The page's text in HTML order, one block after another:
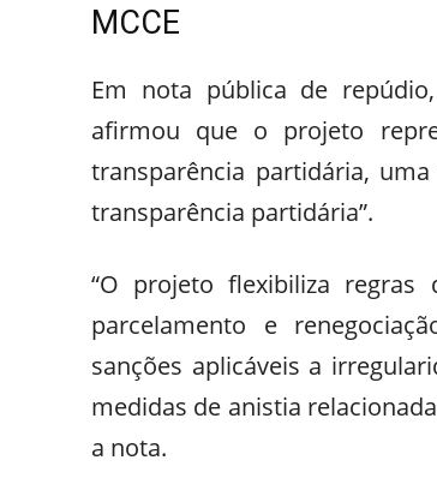
MCCE
Em nota pública de
afirmou que o projeto
transparência partidária,
transparência partidária”.
“O projeto flexibiliza regras
parcelamento e
sanções aplicáveis a
medidas de anistia
a nota.